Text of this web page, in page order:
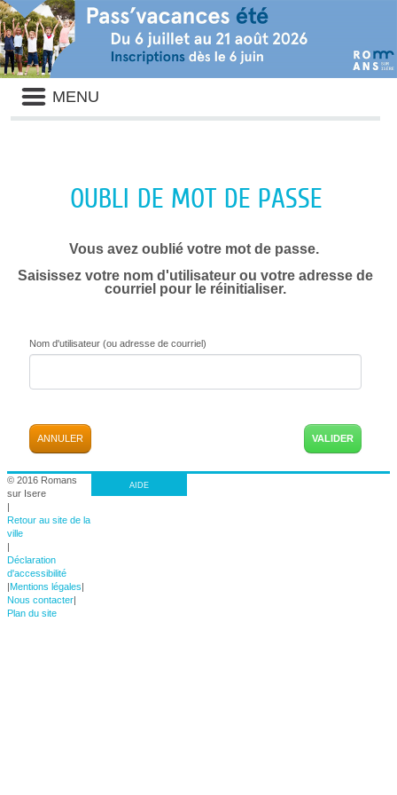
Liste
des
avertissements
MENU
OUBLI DE MOT DE PASSE
Vous avez oublié votre mot de passe.
Saisissez votre nom d'utilisateur ou votre adresse de
courriel pour le réinitialiser.
Nom d'utilisateur (ou adresse de courriel)
ANNULER
© 2016 Romans
sur Isere
|
Retour au site de la
ville
|
Déclaration
d'accessibilité
|Mentions légales|
Nous contacter|
Plan du site
AIDE